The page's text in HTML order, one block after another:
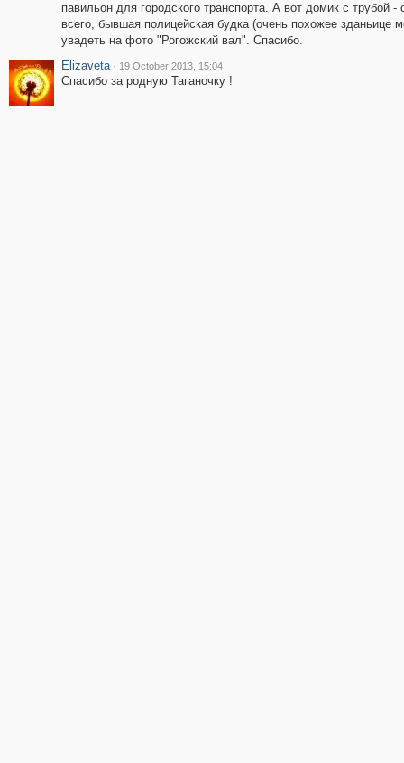
павильон для городского транспорта. А вот домик с трубой -
всего, бывшая полицейская будка (очень похожее зданьице
увадеть на фото "Рогожский вал". Спасибо.
Elizaveta · 19 October 2013, 15:04
Спасибо за родную Таганочку !